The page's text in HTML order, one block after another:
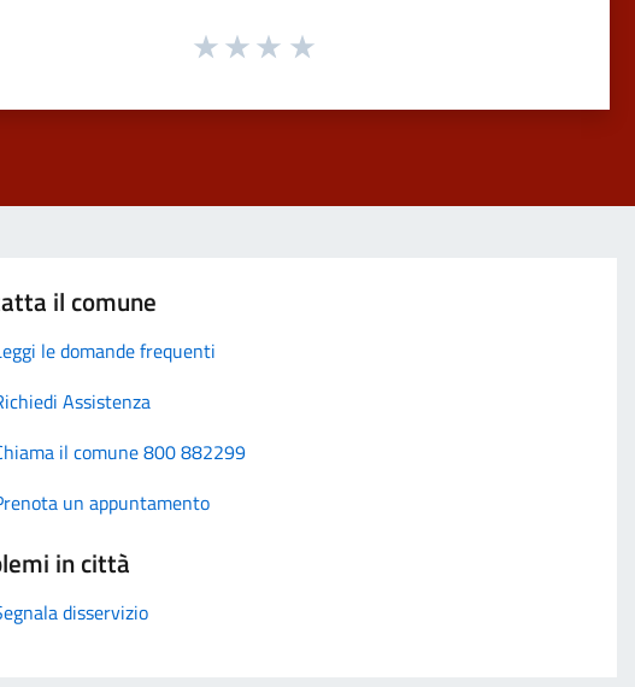
il comune
le domande frequenti
Assistenza
il comune 800 882299
un appuntamento
in città
disservizio